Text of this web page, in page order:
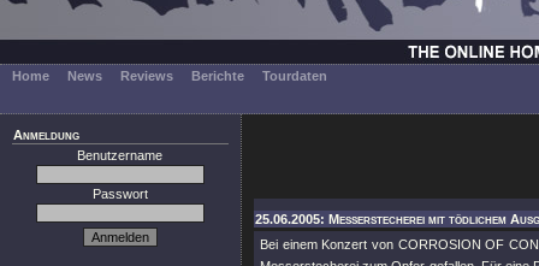
Home News Reviews Berichte Tourdaten
Anmeldung
Benutzername
Passwort
25.06.2005: Messerstecherei mit tödlichem
Bei einem Konzert von CORROSION OF